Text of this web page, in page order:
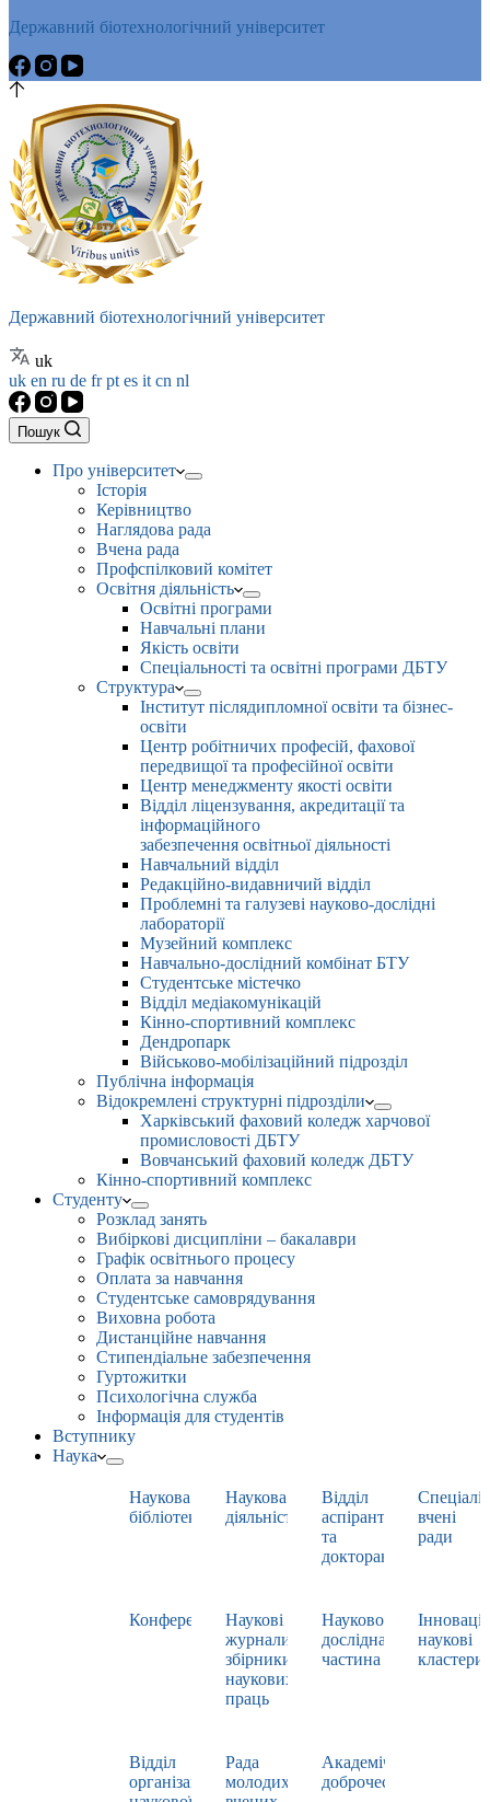
Державний біотехнологічний університет
Державний біотехнологічний університет
uk
uk en ru de frpt es it cn nl
Пошук
Про університет
Історія
Керівництво
Наглядова рада
Вчена рада
Профспілковий комітет
Освітня діяльність
Освітні програми
Навчальні плани
Якість освіти
Спеціальності та освітні програми ДБТУ
Структура
Інститут післядипломної освіти та бізнес-
освіти
Центр робітничих професій, фахової
передвищої та професійної освіти
Центр менеджменту якості освіти
Відділ ліцензування, акредитації та
інформаційного
забезпечення освітньої діяльності
Навчальний відділ
Редакційно-видавничий відділ
Проблемні та галузеві науково-дослідні
лабораторії
Музейний комплекс
Навчально-дослідний комбінат БТУ
Студентське містечко
Відділ медіакомунікацій
Кінно-спортивний комплекс
Дендропарк
Військово-мобілізаційний підрозділ
Публічна інформація
Відокремлені структурні підрозділи
Харківський фаховий коледж харчової
промисловості ДБТУ
Вовчанський фаховий коледж ДБТУ
Кінно-спортивний комплекс
Студенту
Розклад занять
Вибіркові дисципліни – бакалаври
Графік освітнього процесу
Оплата за навчання
Студентське самоврядування
Виховна робота
Дистанційне навчання
Стипендіальне забезпечення
Гуртожитки
Психологічна служба
Інформація для студентів
Вступнику
Наука
Наукова
бібліотека
Наукова
діяльність
Відділ
аспірантури
та
докторантури
вчені
ради
Конференції
Наукові
журнали,
збірники
наукових
праць
Науково-
дослідна
частина
наукові
кластери
Відділ
організації
Рада
молодих
Академічна
доброчесність